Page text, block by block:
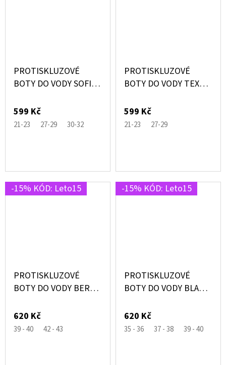
PROTISKLUZOVÉ
BOTY DO VODY SOFIE
JEDNOROŽCI –
SLIPSTOP®
599 Kč
21-23 27-29 30-32
PROTISKLUZOVÉ
BOTY DO VODY TEXAS
– SLIPSTOP®
599 Kč
21-23 27-29
-15% KÓD: Leto15
PROTISKLUZOVÉ
BOTY DO VODY BERKO
ŽRALOKY – SLIPSTOP®
620 Kč
39 - 40 42 - 43
-15% KÓD: Leto15
PROTISKLUZOVÉ
BOTY DO VODY BLACK
SLIPSTOP®
620 Kč
35 - 36 37 - 38 39 - 40